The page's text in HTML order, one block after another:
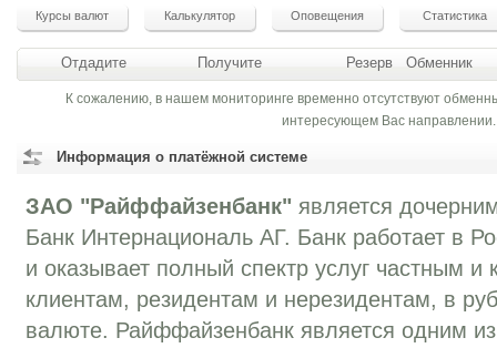
Отдадите Получите Резерв Обменник
К сожалению, в нашем мониторинге временно отсутствуют
интересующем Вас направлении.
Информация о платёжной системе
ЗАО "Райффайзенбанк" является
Банк Интернациональ АГ. Банк работает в
и оказывает полный спектр услуг частным и
клиентам, резидентам и нерезидентам, в
валюте. Райффайзенбанк является одним